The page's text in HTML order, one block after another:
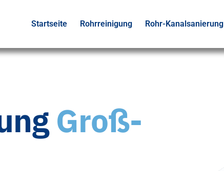
Startseite Rohrreinigung Rohr-Kanalsanierung
Groß-